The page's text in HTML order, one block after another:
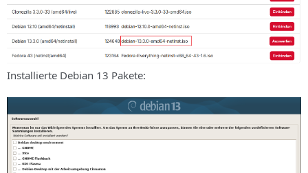
Installierte Debian 13 Pakete: